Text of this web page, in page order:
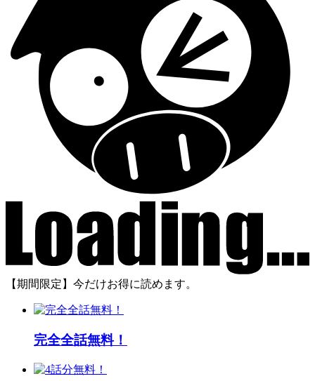
【期間限定】今だけお得に読めます。
完全全話無料！